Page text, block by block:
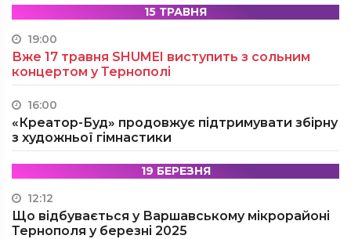
15 ТРАВНЯ
19:00
Вже 17 травня SHUMEI виступить з сольним
концертом у Тернополі
16:00
«Креатор-Буд» продовжує підтримувати збірну
з художньої гімнастики
19 БЕРЕЗНЯ
12:12
Що відбувається у Варшавському мікрорайоні
Тернополя у березні 2025